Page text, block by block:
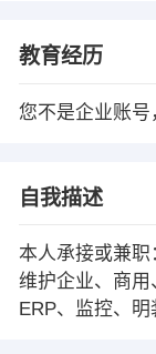
教育经历
您不是企业账号
自我描述
本人承接或兼职
维护企业、商用
ERP、监控、明